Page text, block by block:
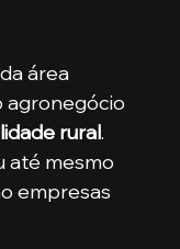
área
agronegócio
rural.
até mesmo
empresas